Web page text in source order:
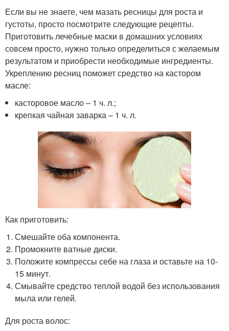
Если вы не знаете, чем мазать ресницы для роста и
густоты, просто посмотрите следующие рецепты.
Приготовить лечебные маски в домашних условиях
совсем просто, нужно только определиться с желаемым
результатом и приобрести необходимые ингредиенты.
Укреплению ресниц поможет средство на кастором
масле:
касторовое масло – 1 ч. л.;
крепкая чайная заварка – 1 ч. л.
Как приготовить:
Смешайте оба компонента.
Промокните ватные диски.
Положите компрессы себе на глаза и оставьте на 10-
15 минут.
Смывайте средство теплой водой без использования
мыла или гелей.
Для роста волос: